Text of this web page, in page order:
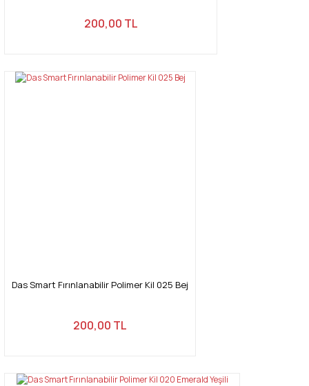
200,00 TL
Das Smart Fırınlanabilir Polimer Kil 025 Bej
200,00 TL